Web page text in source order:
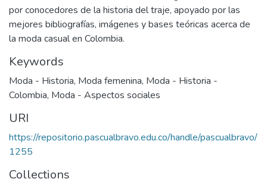
por conocedores de la historia del traje, apoyado por las
mejores bibliografías, imágenes y bases teóricas acerca de
la moda casual en Colombia.
Keywords
Moda - Historia, Moda femenina, Moda - Historia -
Colombia, Moda - Aspectos sociales
URI
https://repositorio.pascualbravo.edu.co/handle/pascualbravo/
1255
Collections